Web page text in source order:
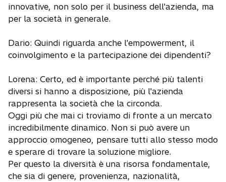
innovative, non solo per il business dell'azienda, ma
per la società in generale.
Dario: Quindi riguarda anche l'empowerment, il
coinvolgimento e la partecipazione dei dipendenti?
Lorena: Certo, ed è importante perché più talenti
diversi si hanno a disposizione, più l'azienda
rappresenta la società che la circonda.
Oggi più che mai ci troviamo di fronte a un mercato
incredibilmente dinamico. Non si può avere un
approccio omogeneo, pensare tutti allo stesso modo
e sperare di trovare la soluzione migliore.
Per questo la diversità è una risorsa fondamentale,
che sia di genere, provenienza, nazionalità,